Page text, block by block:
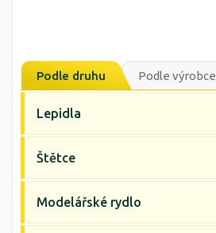
Podle druhu Podle výrobce
Lepidla
Štětce
Modelářské rydlo